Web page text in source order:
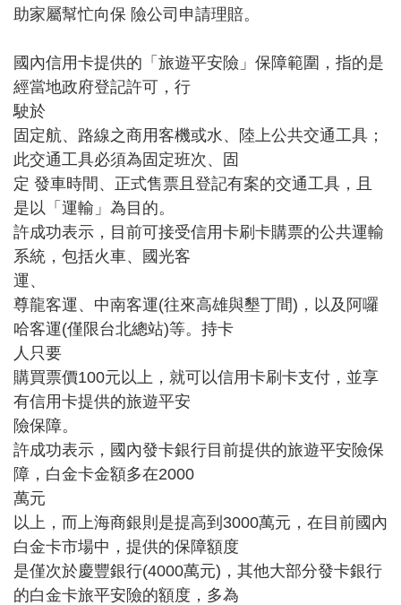
助家屬幫忙向保 險公司申請理賠。
國內信用卡提供的「旅遊平安險」保障範圍，指的是
經當地政府登記許可，行
駛於
固定航、路線之商用客機或水、陸上公共交通工具；
此交通工具必須為固定班次、固
定 發車時間、正式售票且登記有案的交通工具，且
是以「運輸」為目的。
許成功表示，目前可接受信用卡刷卡購票的公共運輸
系統，包括火車、國光客
運、
尊龍客運、中南客運(往來高雄與墾丁間)，以及阿囉
哈客運(僅限台北總站)等。持卡
人只要
購買票價100元以上，就可以信用卡刷卡支付，並享
有信用卡提供的旅遊平安
險保障。
許成功表示，國內發卡銀行目前提供的旅遊平安險保
障，白金卡金額多在2000
萬元
以上，而上海商銀則是提高到3000萬元，在目前國內
白金卡市場中，提供的保障額度
是僅次於慶豐銀行(4000萬元)，其他大部分發卡銀行
的白金卡旅平安險的額度，多為